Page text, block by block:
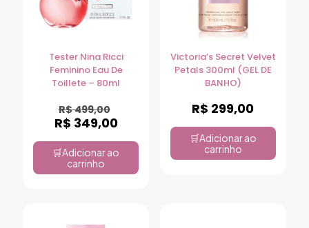
Tester Nina Ricci
Feminino Eau De
Toillete – 80ml
R$499,00
R$ 349,00
Adicionar ao
carrinho
Victoria’s Secret Velvet
Petals 300ml (GEL DE
BANHO)
R$ 299,00
Adicionar ao
carrinho